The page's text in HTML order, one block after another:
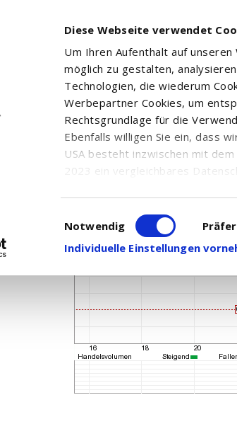
Diese Webseite verwendet
Um Ihren Aufenthalt auf
möglich zu gestalten,
Technologien, die wiederum
Werbepartner Cookies, um
Rechtsgrundlage für die
Ebenfalls willigen Sie ein, dass
USA besteht inzwischen mit
2023 ein vergleichbares
in den USA, finden Sie auf
Einwilligung auch jederzeit
Einwilligungsauswahl
Notwendig
Individuelle Einstellungen
EPLAY DIGITAL INC.